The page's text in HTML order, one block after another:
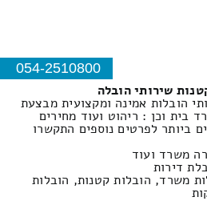
054-2510800
שירותי הובלה
הובלות אמינה ומקצועית מבצעת
בית וכן : ריהוט ועוד מחירים
ביותר לפרטים נוספים התקשרו
משרד ועוד
דירות
משרד, הובלות קטנות, הובלות